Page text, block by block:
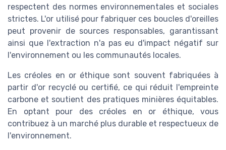
respectent des normes environnementales et sociales
strictes. L'or utilisé pour fabriquer ces boucles d'oreilles
peut provenir de sources responsables, garantissant
ainsi que l'extraction n'a pas eu d'impact négatif sur
l'environnement ou les communautés locales.
Les créoles en or éthique sont souvent fabriquées à
partir d'or recyclé ou certifié, ce qui réduit l'empreinte
carbone et soutient des pratiques minières équitables.
En optant pour des créoles en or éthique, vous
contribuez à un marché plus durable et respectueux de
l'environnement.